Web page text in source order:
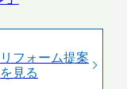
リフォーム提案
を見る